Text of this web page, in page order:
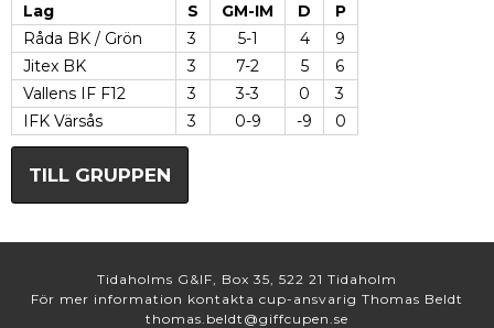
Lag S GM-IM D
P
Råda BK / Grön
3 5-1 4
9
Jitex BK
3 7-2 5
6
Vallens IF F12
3 3-3 0
3
IFK Värsås
3 0-9 -9 0
TILL GRUPPEN
Tidaholms G&IF, Box 35, 522 21 Tidaholm
För mer information kontakta cup-ansvarig Thomas Beldt
thomas.beldt@giffcupen.se